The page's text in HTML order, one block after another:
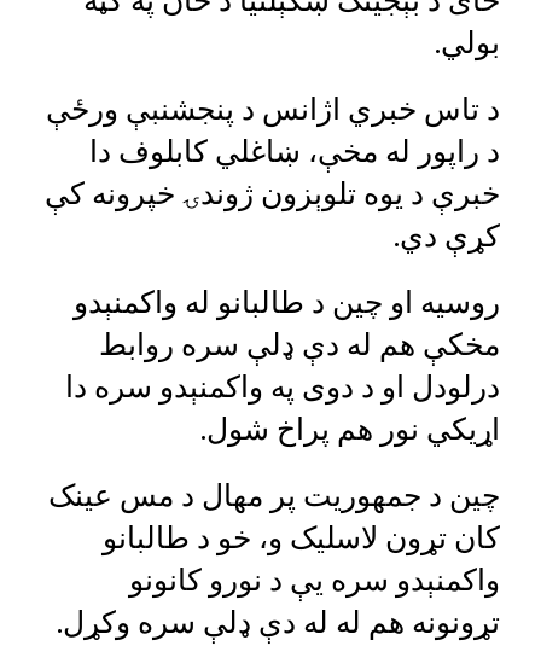
بولي.
د تاس خبري اژانس د پنجشنبې ورځې
د راپور له مخې، ښاغلي کابلوف دا
خبرې د یوه تلوېزون ژوندۍ خپرونه کې
کړې دي.
روسیه او چین د طالبانو له واکمنېدو
مخکې هم له دې ډلې سره روابط
درلودل او د دوی په واکمنېدو سره دا
اړیکي نور هم پراخ شول.
چین د جمهوریت پر مهال د مس عینک
کان تړون لاسلیک و، خو د طالبانو
واکمنېدو سره یې د نورو کانونو
تړونونه هم له له دې ډلې سره وکړل.